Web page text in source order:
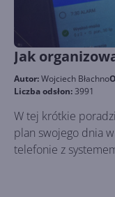
Jak
Autor:Wojciech Błachno
Liczba odsłon:3991
W tej krótkie
plan swojego dnia
telefonie z